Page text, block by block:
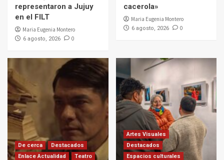
representaron a Jujuy
en el FILT
Maria Eugenia Montero
6 agosto, 2026 0
cacerola»
Maria Eugenia Montero
6 agosto, 2026 0
De cerca
Destacados
Enlace Actualidad
Teatro
Artes Visuales
Destacados
Espacios culturales